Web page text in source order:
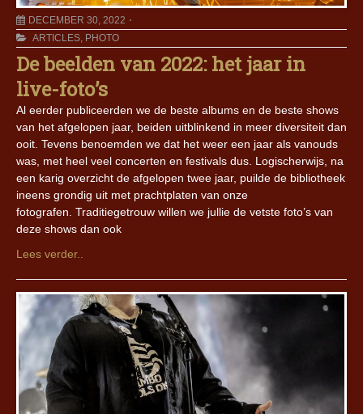
DECEMBER 30, 2022
ARTICLES, PHOTO
De beelden van 2022: het jaar in
live-foto’s
Al eerder publiceerden we de beste albums en de beste shows
van het afgelopen jaar, beiden uitblinkend in meer diversiteit dan
ooit. Tevens benoemden we dat het weer een jaar als vanouds
was, met heel veel concerten en festivals dus. Logischerwijs, na
een karig overzicht de afgelopen twee jaar, puilde de bibliotheek
ineens grondig uit met prachtplaten van onze
fotografen. Traditiegetrouw willen we jullie de vetste foto’s van
deze shows dan ook
Lees verder..